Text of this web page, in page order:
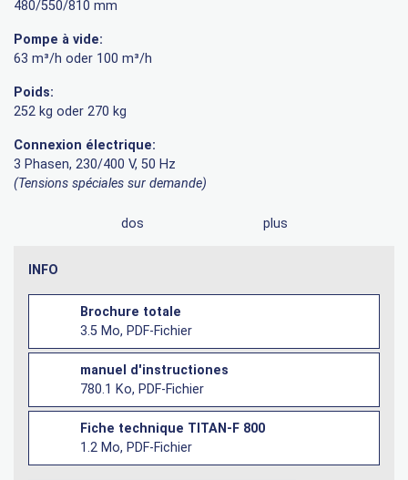
480/550/810 mm
Pompe à vide:
63 m³/h oder 100 m³/h
Poids:
252 kg oder 270 kg
Connexion électrique:
3 Phasen, 230/400 V, 50 Hz
(Tensions spéciales sur demande)
dos plus
INFO
Brochure totale
3.5 Mo, PDF-Fichier
manuel d'instructiones
780.1 Ko, PDF-Fichier
Fiche technique TITAN-F 800
1.2 Mo, PDF-Fichier